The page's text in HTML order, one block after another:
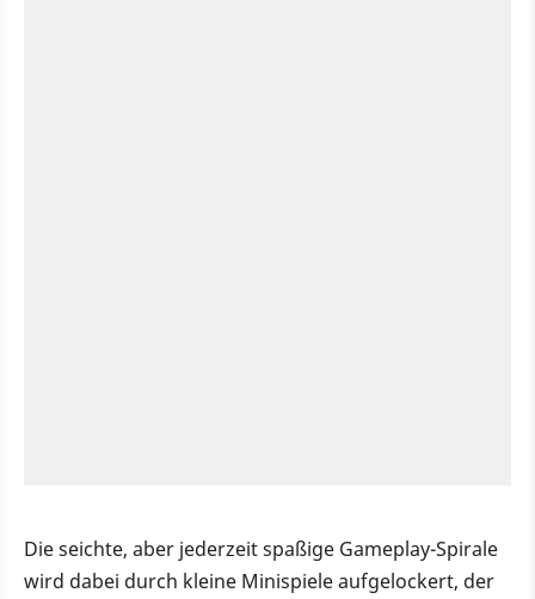
Die seichte, aber jederzeit spaßige Gameplay-Spirale
wird dabei durch kleine Minispiele aufgelockert, der